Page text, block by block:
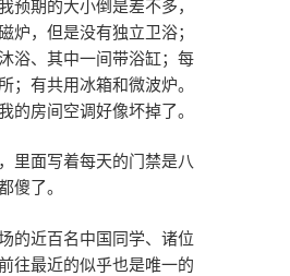
炉，但是没有独立卫浴；
浴、其中一间带浴缸；每
；有共用冰箱和微波炉。
的房间空调好像坏掉了。
里面写着每天的门禁是八
傻了。
的近百名中国同学、诸位
往最近的似乎也是唯一的